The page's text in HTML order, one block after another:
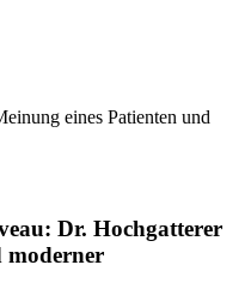
eines Patienten und
Dr. Hochgatterer
moderner